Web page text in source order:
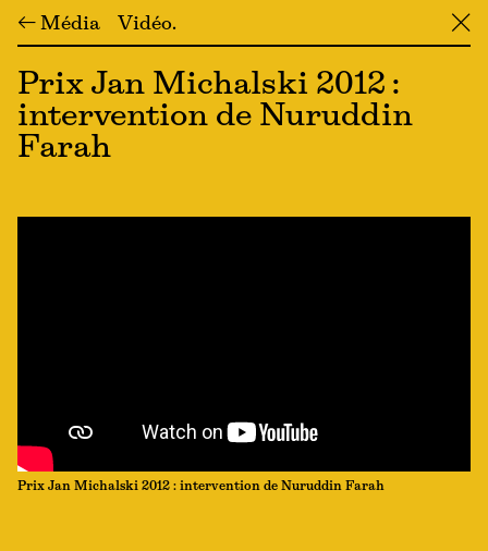
← Média Vidéo ╳
Prix Jan Michalski 2012 :
intervention de Nuruddin
Farah
Prix Jan Michalski 2012 : intervention de Nuruddin Farah